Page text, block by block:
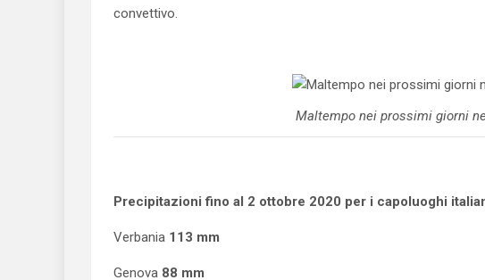
convettivo.
Maltempo nei prossimi giorni
Precipitazioni fino al 2 ottobre 2020 per i capoluoghi
Verbania 113 mm
Genova 88 mm